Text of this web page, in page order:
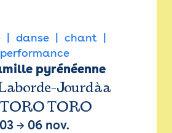
danse
chant
performance
pyrénéenne
Jourdàa
TORO
03 → 06 nov.